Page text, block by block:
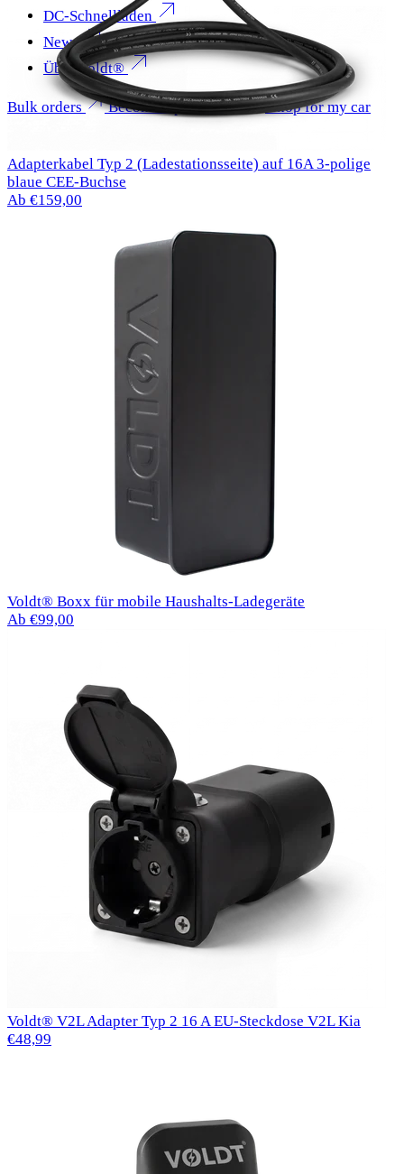
DC-Schnellladen
News
Über Voldt®
Bulk orders Become a partner Shop for my car
Adapterkabel Typ 2 (Ladestationsseite) auf 16A 3-polige
blaue CEE-Buchse
Ab €159,00
Voldt® Boxx für mobile Haushalts-Ladegeräte
Ab €99,00
Voldt® V2L Adapter Typ 2 16 A EU-Steckdose V2L Kia
€48,99